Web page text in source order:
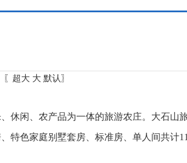
〖超大 大 默认
休闲、农产品为一体的旅游农庄。大石山
特色家庭别墅套房、标准房、单人间共计